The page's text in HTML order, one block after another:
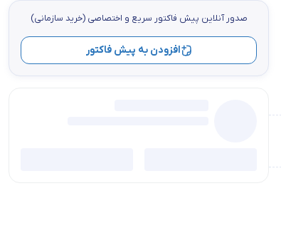
صدور آنلاین پيش فاكتور سریع و اختصاصي (خرید سازمانی)
افزودن به پیش فاکتور